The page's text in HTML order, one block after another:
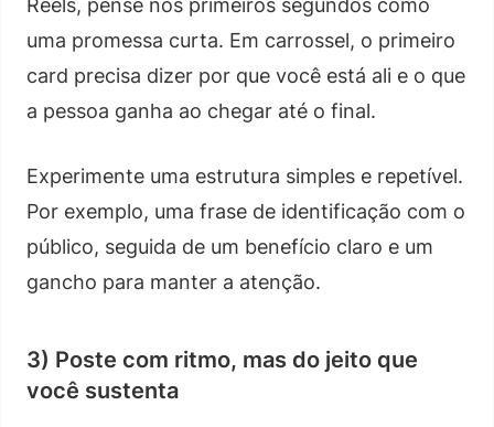
Reels, pense nos primeiros segundos como
uma promessa curta. Em carrossel, o primeiro
card precisa dizer por que você está ali e o que
a pessoa ganha ao chegar até o final.
Experimente uma estrutura simples e repetível.
Por exemplo, uma frase de identificação com o
público, seguida de um benefício claro e um
gancho para manter a atenção.
3) Poste com ritmo, mas do jeito que
você sustenta